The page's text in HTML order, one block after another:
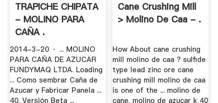
TRAPICHE CHIPATA
- MOLINO PARA
CAÑA .
2014-3-20 · ... MOLINO
PARA CAÑA DE AZUCAR
FUNDYMAQ LTDA. Loading
... Como sembrar Caña de
Azucar y Fabricar Panela ...
40. Versión Beta ...
Cane Crushing Mill
> Molino De Caa - .
How About cane crushing
mill molino de caa ? sulfide
type lead zinc ore cane
crushing mill molino de caa
is one of the ... molino de
cane. molino de azucar k 40